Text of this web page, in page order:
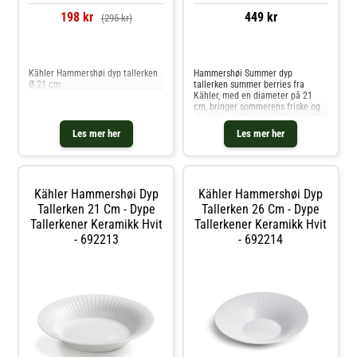
198 kr (295 kr)
Les mer her
Kähler Hammershøi dyp tallerken
Ø 21 cm
449 kr
Les mer her
Hammershøi Summer dyp
tallerken summer berries fra
Kähler, med en diameter på 21
cm, bringer sommerens friske og
blomstrende følelse til bordet ditt.
Dekorert med lekne illustrasjoner
av jordbær, blåbær og den
elegante dagpåfugløye, er denne
Kähler Hammershøi Dyp
Tallerken 21 Cm - Dype
Tallerkener Keramikk Hvit
- 692213
Kähler Hammershøi Dyp
Tallerken 26 Cm - Dype
Tallerkener Keramikk Hvit
- 692214